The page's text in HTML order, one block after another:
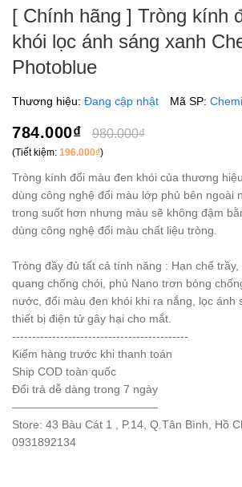
[ Chính hãng ] Tròng kính
khói lọc ánh sáng xanh
Photoblue
Thương hiệu: Đang cập nhật Mã SP:
784.000₫ 980.000₫
(Tiết kiệm: 196.000₫)
Tròng kính đổi màu đen khói của thương
dùng công nghệ đổi màu lớp phủ bên ngoài
trong suốt hơn nhưng màu sẽ không đậm
dùng công nghệ đổi màu chất liệu tròng.
Tròng đầy đủ tất cả tính năng : Hạn chế
quang chống chói, phủ Nano trơn bóng
nước, đổi màu đen khói khi ra nắng, lọc ánh
thiết bị điện tử gây hại cho mắt.
--------------------------------------------
Kiểm hàng trước khi thanh toán
Ship COD toàn quốc
Đổi trả dễ dàng trong 7 ngày
—————————————
Store: 43 Bàu Cát 1 , P.14, Q.Tân Bình, Hồ
0931892134